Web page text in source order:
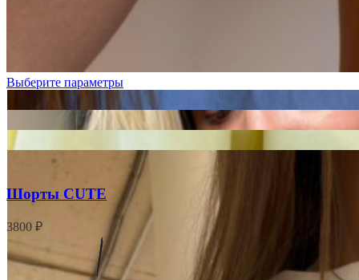
Выберите параметры
Шорты CUTE
3800 ₽